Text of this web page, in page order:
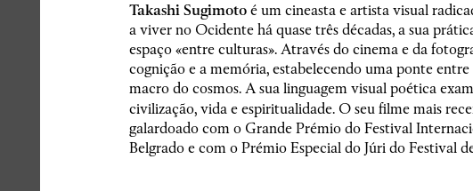
Takashi Sugimotoé um cineasta e artista visual
a viver no Ocidente há quase três décadas, a sua
espaço «entre culturas». Através do cinema e da
cognição e a memória, estabelecendo uma ponte
macro do cosmos. A sua linguagem visual poética
civilização, vida e espiritualidade. O seu filme mais
galardoado com o Grande Prémio do Festival
Belgrado e com o Prémio Especial do Júri do Festival